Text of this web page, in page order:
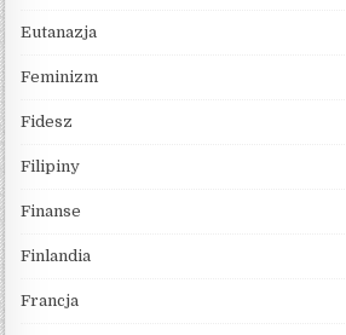
Eutanazja
Feminizm
Fidesz
Filipiny
Finanse
Finlandia
Francja